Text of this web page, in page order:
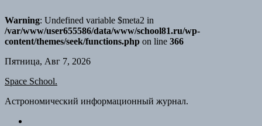
Warning: Undefined variable $meta2 in
/var/www/user655586/data/www/school81.ru/wp-
content/themes/seek/functions.php on line 366
Skip
content
Пятница, Авг 7, 2026
Space School.
Астрономический информационный журнал.